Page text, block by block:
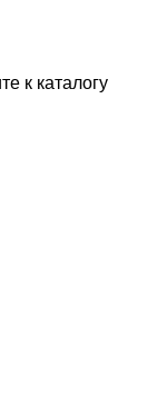
к каталогу